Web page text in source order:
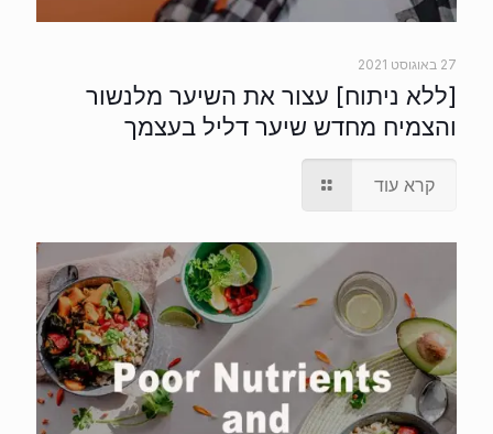
27 באוגוסט 2021
[ללא ניתוח] עצור את השיער מלנשור
והצמיח מחדש שיער דליל בעצמך
קרא עוד